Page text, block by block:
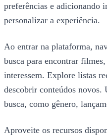
preferências e adicionando
personalizar a experiência.
Ao entrar na plataforma,
busca para encontrar
interessem. Explore listas
descobrir conteúdos
busca, como gênero,
Aproveite os recursos